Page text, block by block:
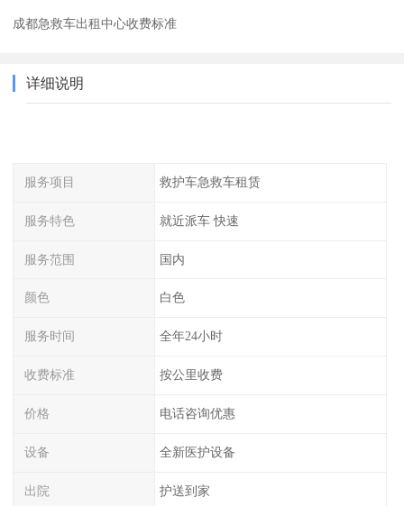
成都急救车出租中心收费标准
详细说明
服务项目 救护车急救车租赁
服务特色 就近派车 快速
服务范围 国内
颜色 白色
服务时间 全年24小时
收费标准 按公里收费
价格 电话咨询优惠
设备 全新医护设备
出院 护送到家